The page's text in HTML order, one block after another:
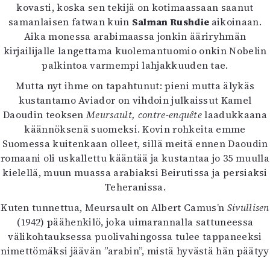
kovasti, koska sen tekijä on kotimaassaan saanut
samanlaisen fatwan kuin Salman Rushdie aikoinaan.
Aika monessa arabimaassa jonkin ääriryhmän
kirjailijalle langettama kuolemantuomio onkin Nobelin
palkintoa varmempi lahjakkuuden tae.
Mutta nyt ihme on tapahtunut: pieni mutta älykäs
kustantamo Aviador on vihdoin julkaissut Kamel
Daoudin teoksenMeursault, contre-enquêtelaadukkaana
käännöksenä suomeksi. Kovin rohkeita emme
Suomessa kuitenkaan olleet, sillä meitä ennen Daoudin
romaani oli uskallettu kääntää ja kustantaa jo 35 muulla
kielellä, muun muassa arabiaksi Beirutissa ja persiaksi
Teheranissa.
Kuten tunnettua, Meursault on Albert Camus’n Sivullisen
(1942) päähenkilö, joka uimarannalla sattuneessa
välikohtauksessa puolivahingossa tulee tappaneeksi
nimettömäksi jäävän ”arabin”, mistä hyvästä hän päätyy